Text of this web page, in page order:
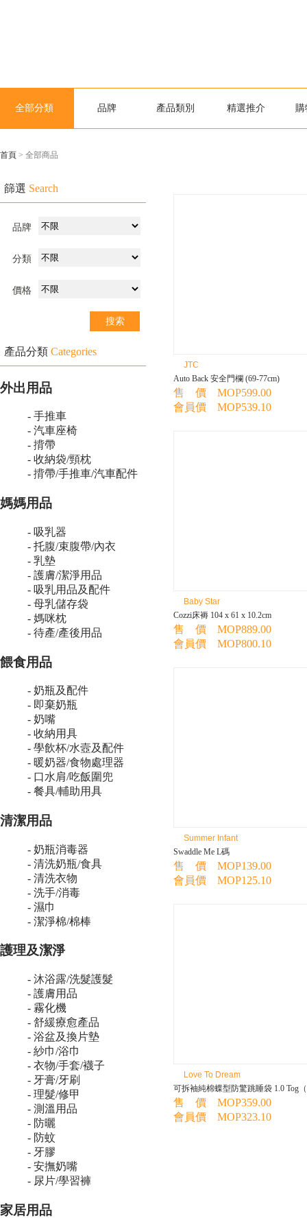
全部分類 品牌 產品類別 精選推介 購
首頁 > 全部商品
篩選 Search
品牌
分類
價格
產品分類 Categories
外出用品
- 手推車
- 汽車座椅
- 揹帶
- 收納袋/頸枕
- 揹帶/手推車/汽車配件
媽媽用品
- 吸乳器
- 托腹/束腹帶/內衣
- 乳墊
- 護膚/潔淨用品
- 吸乳用品及配件
- 母乳儲存袋
- 媽咪枕
- 待產/產後用品
餵食用品
- 奶瓶及配件
- 即棄奶瓶
- 奶嘴
- 收納用具
- 學飲杯/水壼及配件
- 暖奶器/食物處理器
- 口水肩/吃飯圍兜
- 餐具/輔助用具
清潔用品
- 奶瓶消毒器
- 清洗奶瓶/食具
- 清洗衣物
- 洗手/消毒
- 濕巾
- 潔淨棉/棉棒
護理及潔淨
- 沐浴露/洗髮護髮
- 護膚用品
- 霧化機
- 舒緩療愈產品
- 浴盆及換片墊
- 紗巾/浴巾
- 衣物/手套/襪子
- 牙膏/牙刷
- 理髮/修甲
- 測溫用品
- 防曬
- 防蚊
- 牙膠
- 安撫奶嘴
- 尿片/學習褲
家居用品
JTC
Auto Back 安全門欄 (69-77cm)
售 價 MOP599.00
會員價 MOP539.10
Baby Star
Cozzi床褥 104 x 61 x 10.2cm
售 價 MOP889.00
會員價 MOP800.10
Summer Infant
Swaddle Me L碼
售 價 MOP139.00
會員價 MOP125.10
Love To Dream
可拆袖純棉蝶型防驚跳睡袋 1.0 Tog
售 價 MOP359.00
會員價 MOP323.10